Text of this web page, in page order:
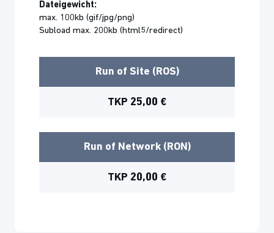
Dateigewicht:
max. 100kb (gif/jpg/png)
Subload max. 200kb (html5/redirect)
Run of Site (ROS)
TKP 25,00 €
Run of Network (RON)
TKP 20,00 €